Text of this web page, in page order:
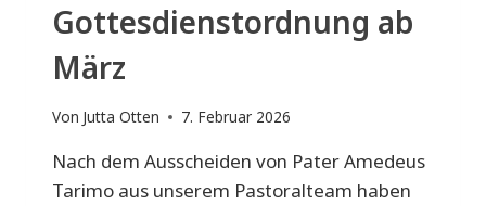
Gottesdienstordnung ab
März
Von Jutta Otten 7. Februar 2026
Nach dem Ausscheiden von Pater Amedeus
Tarimo aus unserem Pastoralteam haben